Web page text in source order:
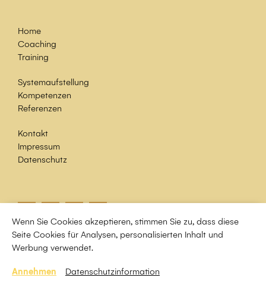
Wenn Sie Cookies akzeptieren, stimmen Sie zu, dass diese
Seite Cookies für Analysen, personalisierten Inhalt und
Werbung verwendet.
Annehmen Datenschutzinformation
Home
Coaching
Training
Systemaufstellung
Kompetenzen
Referenzen
Kontakt
Impressum
Datenschutz
www.spa-consulting.info
www.bazi-beratung.de